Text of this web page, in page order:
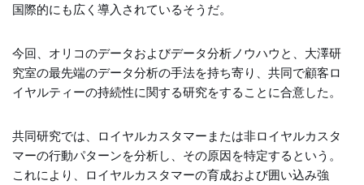
国際的にも広く導入されているそうだ。
今回、オリコのデータおよびデータ分析ノウハウと、大澤研
究室の最先端のデータ分析の手法を持ち寄り、共同で顧客ロ
イヤルティーの持続性に関する研究をすることに合意した。
共同研究では、ロイヤルカスタマーまたは非ロイヤルカスタ
マーの行動パターンを分析し、その原因を特定するという。
これにより、ロイヤルカスタマーの育成および囲い込み強